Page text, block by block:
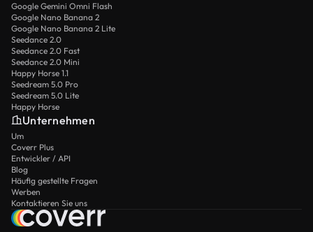
Google Gemini Omni Flash
Google Nano Banana 2
Google Nano Banana 2 Lite
Seedance 2.0
Seedance 2.0 Fast
Seedance 2.0 Mini
Happy Horse 1.1
Seedream 5.0 Pro
Seedream 5.0 Lite
Happy Horse
Unternehmen
Um
Coverr Plus
Entwickler / API
Blog
Häufig gestellte Fragen
Werben
Kontaktieren Sie uns